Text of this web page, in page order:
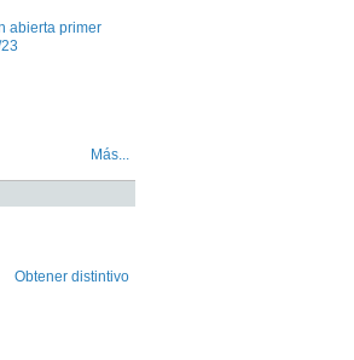
abierta primer
Más...
Obtener distintivo